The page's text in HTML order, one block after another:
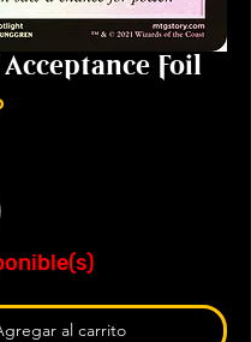
Foil
Precio
al carrito